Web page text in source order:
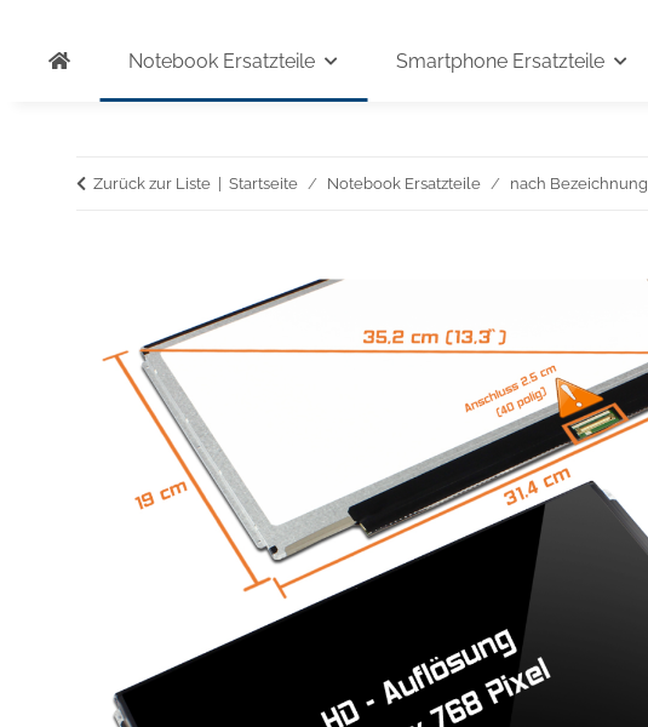
Notebook Ersatzteile Smartphone Ersatzteile
Zurück zur Liste Startseite Notebook Ersatzteile nach Bezeichnung